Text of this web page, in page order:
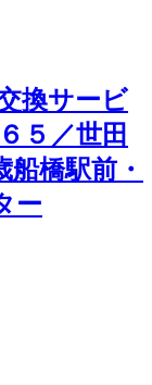
換サービ
５／世田
橋駅前・
ー